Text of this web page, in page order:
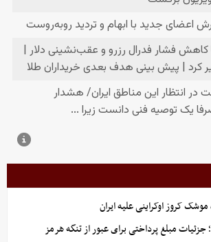
کروز اوکراینی علیه ایران
مبلغ پرداختی برای عبور از تنگه هرمز